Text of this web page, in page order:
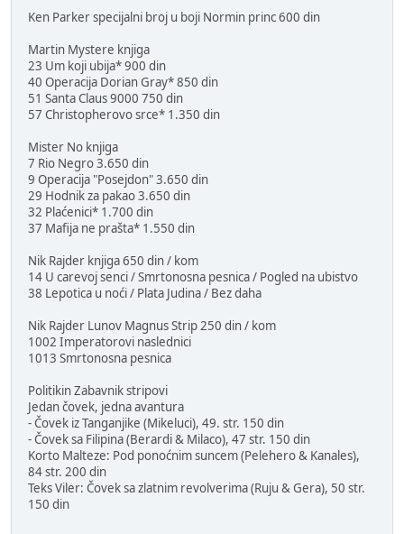
Ken Parker specijalni broj u boji Normin princ 600 din
Martin Mystere knjiga
23 Um koji ubija* 900 din
40 Operacija Dorian Gray* 850 din
51 Santa Claus 9000 750 din
57 Christopherovo srce* 1.350 din
Mister No knjiga
7 Rio Negro 3.650 din
9 Operacija "Posejdon" 3.650 din
29 Hodnik za pakao 3.650 din
32 Plaćenici* 1.700 din
37 Mafija ne prašta* 1.550 din
Nik Rajder knjiga 650 din / kom
14 U carevoj senci / Smrtonosna pesnica / Pogled na ubistvo
38 Lepotica u noći / Plata Judina / Bez daha
Nik Rajder Lunov Magnus Strip 250 din / kom
1002 Imperatorovi naslednici
1013 Smrtonosna pesnica
Politikin Zabavnik stripovi
Jedan čovek, jedna avantura
- Čovek iz Tanganjike (Mikeluci), 49. str. 150 din
- Čovek sa Filipina (Berardi & Milaco), 47 str. 150 din
Korto Malteze: Pod ponoćnim suncem (Pelehero & Kanales),
84 str. 200 din
Teks Viler: Čovek sa zlatnim revolverima (Ruju & Gera), 50 str.
150 din